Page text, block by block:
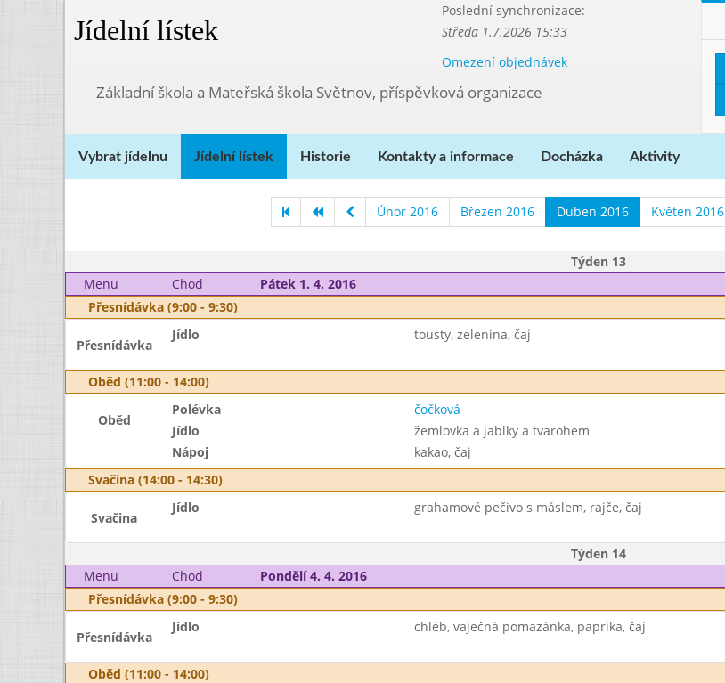
Jídelní lístek
Poslední synchronizace:
Středa 1.7.2026 15:33
Omezení objednávek
Základní škola a Mateřská škola Světnov, příspěvková organizace
Vybrat jídelnu Jídelní lístek Historie Kontakty a informace Docházka Aktivity
Únor 2016 Březen 2016 Duben 2016 Květen 2016
Týden 13
Menu
Chod Pátek 1. 4. 2016
Přesnídávka (9:00 - 9:30)
Přesnídávka
Jídlo tousty, zelenina, čaj
Oběd (11:00 - 14:00)
Oběd
Polévka čočková
Jídlo
žemlovka a jablky a tvarohem
Nápoj
kakao, čaj
Svačina (14:00 - 14:30)
Svačina
Jídlo grahamové pečivo s máslem, rajče, čaj
Týden 14
Menu
Chod Pondělí 4. 4. 2016
Přesnídávka (9:00 - 9:30)
Přesnídávka
Jídlo chléb, vaječná pomazánka, paprika, čaj
Oběd (11:00 - 14:00)